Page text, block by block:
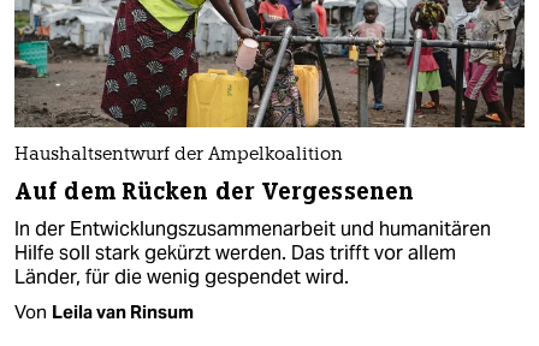
Haushaltsentwurf der Ampelkoalition
Auf dem Rücken der Vergessenen
In der Entwicklungszusammenarbeit und humanitären
Hilfe soll stark gekürzt werden. Das trifft vor allem
Länder, für die wenig gespendet wird.
Von Leila van Rinsum